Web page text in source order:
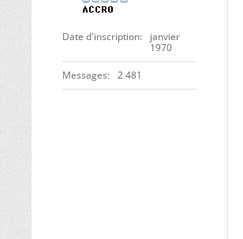
Date d'inscription
janvier
1970
Messages 2 481